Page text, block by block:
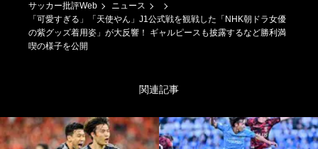
サッカー批評Web
ニュース
「可愛すぎる」「天使やん」J1公式戦を観戦した「NHK朝ドラ女優
の紫グッズ着用姿」が大反響！ ギャルピースも披露するなど勝利満
喫の様子を公開
関連記事